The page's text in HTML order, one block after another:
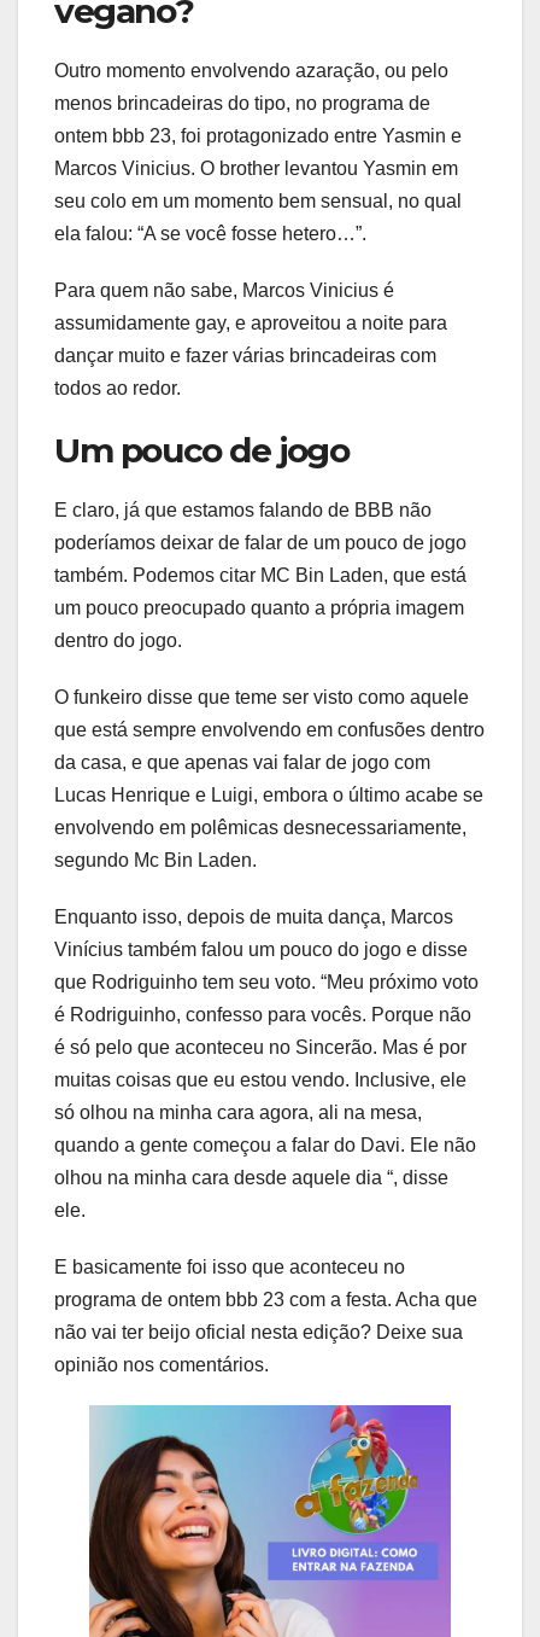
vegano?
Outro momento envolvendo azaração, ou pelo
menos brincadeiras do tipo, no programa de
ontem bbb 23, foi protagonizado entre Yasmin e
Marcos Vinicius. O brother levantou Yasmin em
seu colo em um momento bem sensual, no qual
ela falou: “A se você fosse hetero…”.
Para quem não sabe, Marcos Vinicius é
assumidamente gay, e aproveitou a noite para
dançar muito e fazer várias brincadeiras com
todos ao redor.
Um pouco de jogo
E claro, já que estamos falando de BBB não
poderíamos deixar de falar de um pouco de jogo
também. Podemos citar MC Bin Laden, que está
um pouco preocupado quanto a própria imagem
dentro do jogo.
O funkeiro disse que teme ser visto como aquele
que está sempre envolvendo em confusões dentro
da casa, e que apenas vai falar de jogo com
Lucas Henrique e Luigi, embora o último acabe se
envolvendo em polêmicas desnecessariamente,
segundo Mc Bin Laden.
Enquanto isso, depois de muita dança, Marcos
Vinícius também falou um pouco do jogo e disse
que Rodriguinho tem seu voto. “Meu próximo voto
é Rodriguinho, confesso para vocês. Porque não
é só pelo que aconteceu no Sincerão. Mas é por
muitas coisas que eu estou vendo. Inclusive, ele
só olhou na minha cara agora, ali na mesa,
quando a gente começou a falar do Davi. Ele não
olhou na minha cara desde aquele dia “, disse
ele.
E basicamente foi isso que aconteceu no
programa de ontem bbb 23 com a festa. Acha que
não vai ter beijo oficial nesta edição? Deixe sua
opinião nos comentários.